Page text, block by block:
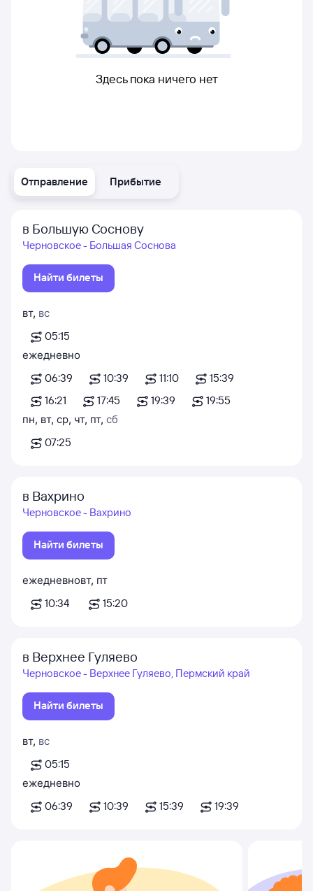
Отправление Прибытие
в Большую Соснову
Черновское - Большая Соснова
Найти билеты
вт, вс
05:15
ежедневно
06:39
10:39 11:10
15:39
16:21
17:45 19:39
19:55
пн, вт, ср, чт, пт, сб
07:25
в Вахрино
Черновское - Вахрино
Найти билеты
ежедневно
10:34
вт, пт
15:20
в Верхнее Гуляево
Черновское - Верхнее Гуляево, Пермский край
Найти билеты
вт, вс
05:15
ежедневно
06:39
10:39 15:39 19:39
Здесь пока ничего нет